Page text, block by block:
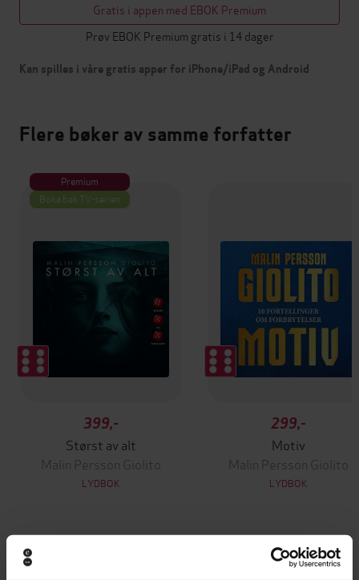
Gratis i appen med EBOK Premium
Prøv EBOK Premium gratis i 14 dager
Kan spilles i våre gratis apper for iPhone/iPad og Android
Flere bøker av samme forfatter
Premium
Boka bak TV-serien
399,-
Størst av alt
Malin Persson Giolito
LYDBOK
299,-
Motiv
Malin Persson Giolito
LYDBOK
Andre har også kjøpt